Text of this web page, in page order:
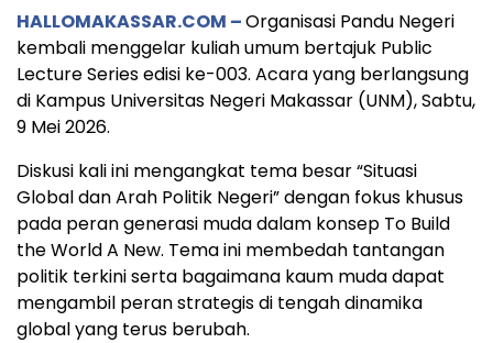
HALLOMAKASSAR.COM –Organisasi Pandu Negeri
kembali menggelar kuliah umum bertajuk Public
Lecture Series edisi ke-003. Acara yang berlangsung
di Kampus Universitas Negeri Makassar (UNM), Sabtu,
9 Mei 2026.
Diskusi kali ini mengangkat tema besar “Situasi
Global dan Arah Politik Negeri” dengan fokus khusus
pada peran generasi muda dalam konsep To Build
the World A New. Tema ini membedah tantangan
politik terkini serta bagaimana kaum muda dapat
mengambil peran strategis di tengah dinamika
global yang terus berubah.